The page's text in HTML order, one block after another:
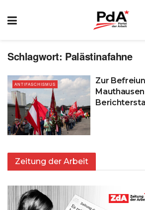
Schlagwort: Palästinafahne
ANTIFASCHISMUS
Zur
Zeitung der Arbeit